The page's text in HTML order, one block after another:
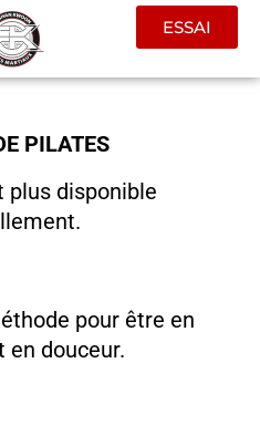
ESSAI
PILATES
plus disponible
pour être en
douceur.